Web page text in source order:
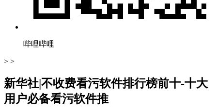
哔哩哔哩
> >
新华社|不收费看污软件排行榜前十-十大
用户必备看污软件推